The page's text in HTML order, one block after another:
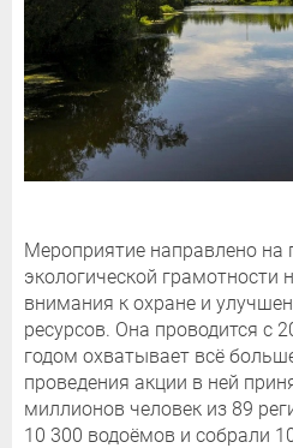
Мероприятие направлено
экологической грамотности
внимания к охране и
ресурсов. Она проводится с
годом охватывает всё
проведения акции в ней
миллионов человек из 89
10 300 водоёмов и собрали